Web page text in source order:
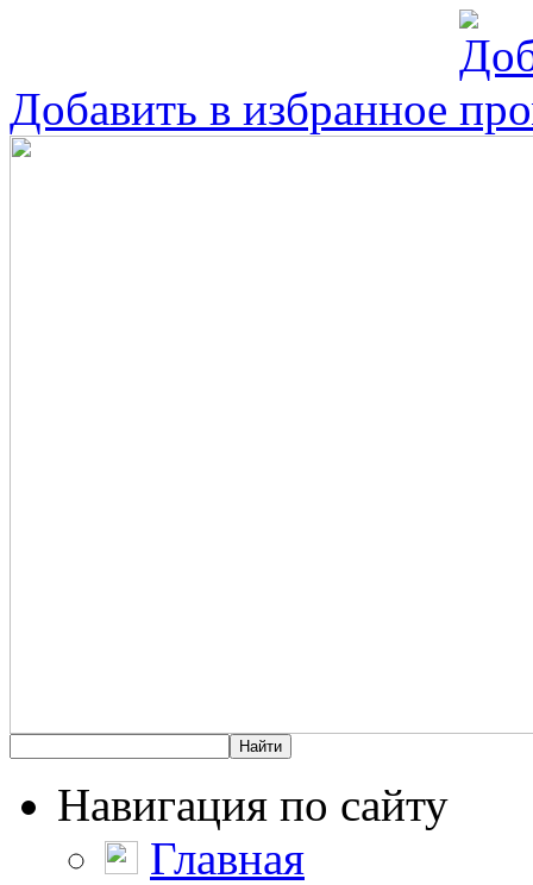
Добавить в избранное
Навигация по сайту
Главная